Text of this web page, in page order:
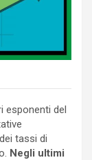
esponenti del
tassi di
Negli ultimi